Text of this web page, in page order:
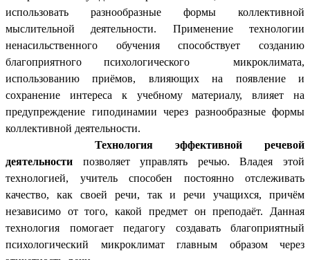
использовать разнообразные формы коллективной
мыслительной деятельности. Применение технологии
ненасильственного обучения способствует созданию
благоприятного психологического микроклимата,
использованию приёмов, влияющих на появление и
сохранение интереса к учебному материалу, влияет на
предупреждение гиподинамии через разнообразные формы
коллективной деятельности.
Технология эффективной речевой
деятельности позволяет управлять речью. Владея этой
технологией, учитель способен постоянно отслеживать
качество, как своей речи, так и речи учащихся, причём
независимо от того, какой предмет он преподаёт. Данная
технология помогает педагогу создавать благоприятный
психологический микроклимат главным образом через